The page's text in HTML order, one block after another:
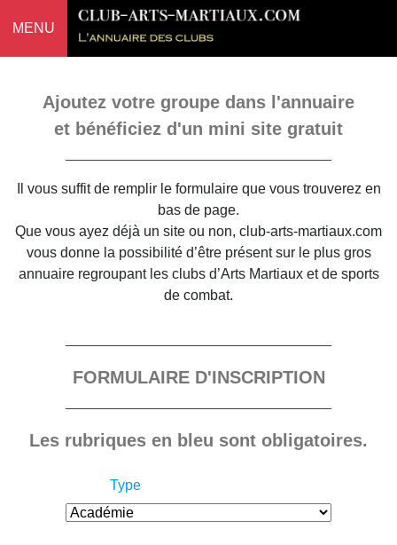
MENU
Ajoutez votre groupe dans l'annuaire
et bénéficiez d'un mini site gratuit
Il vous suffit de remplir le formulaire que vous trouverez en
bas de page.
Que vous ayez déjà un site ou non, club-arts-martiaux.com
vous donne la possibilité d’être présent sur le plus gros
annuaire regroupant les clubs d’Arts Martiaux et de sports
de combat.
FORMULAIRE D'INSCRIPTION
Les rubriques en bleu sont obligatoires.
Type